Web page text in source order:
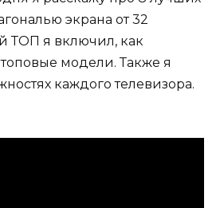
экрана от 32
ТОП я включил, как
модели. Также я
каждого телевизора.